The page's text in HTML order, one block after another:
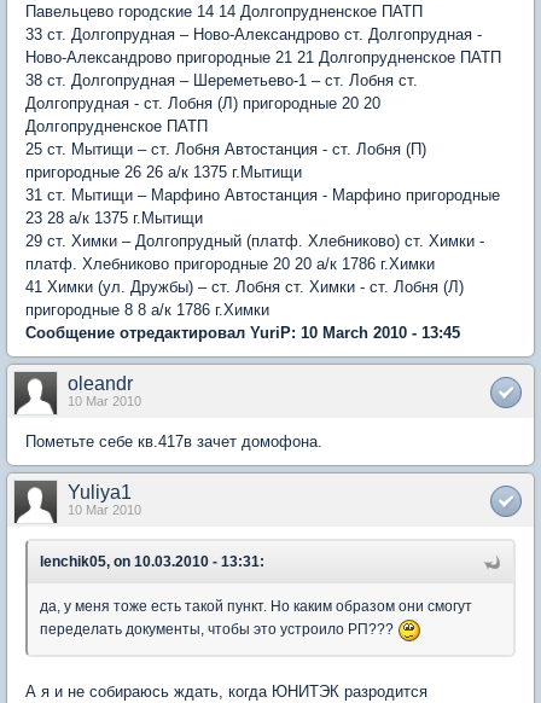
Павельцево городские 14 14 Долгопрудненское ПАТП
33 ст. Долгопрудная – Ново-Александрово ст. Долгопрудная -
Ново-Александрово пригородные 21 21 Долгопрудненское ПАТП
38 ст. Долгопрудная – Шереметьево-1 – ст. Лобня ст.
Долгопрудная - ст. Лобня (Л) пригородные 20 20
Долгопрудненское ПАТП
25 ст. Мытищи – ст. Лобня Автостанция - ст. Лобня (П)
пригородные 26 26 а/к 1375 г.Мытищи
31 ст. Мытищи – Марфино Автостанция - Марфино пригородные
23 28 а/к 1375 г.Мытищи
29 ст. Химки – Долгопрудный (платф. Хлебниково) ст. Химки -
платф. Хлебниково пригородные 20 20 а/к 1786 г.Химки
41 Химки (ул. Дружбы) – ст. Лобня ст. Химки - ст. Лобня (Л)
пригородные 8 8 а/к 1786 г.Химки
Сообщение отредактировал YuriP: 10 March 2010 - 13:45
oleandr
10 Mar 2010
Пометьте себе кв.417в зачет домофона.
Yuliya1
10 Mar 2010
lenchik05, on 10.03.2010 - 13:31:
да, у меня тоже есть такой пункт. Но каким образом они смогут
переделать документы, чтобы это устроило РП???
А я и не собираюсь ждать, когда ЮНИТЭК разродится